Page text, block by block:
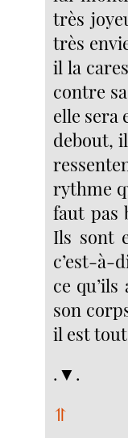
très
très
il la
contre
elle sera
debout,
rythme
faut pas
Ils sont
c’est-à-
ce
son
il est
.▼.
⥣